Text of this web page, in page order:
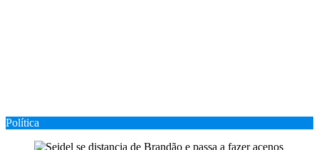
Política